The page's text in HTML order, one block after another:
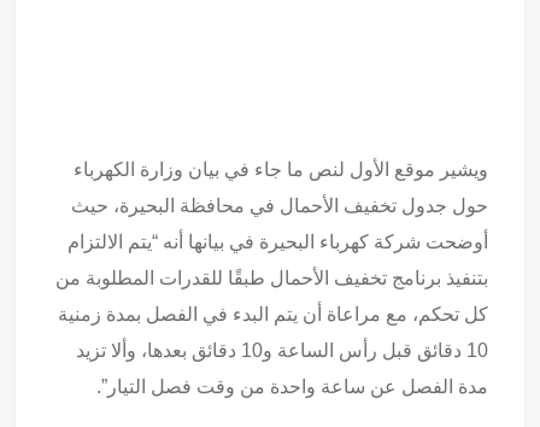
ويشير موقع الأول لنص ما جاء في بيان وزارة الكهرباء
حول جدول تخفيف الأحمال في محافظة البحيرة، حيث
أوضحت شركة كهرباء البحيرة في بيانها أنه “يتم الالتزام
بتنفيذ برنامج تخفيف الأحمال طبقًا للقدرات المطلوبة من
كل تحكم، مع مراعاة أن يتم البدء في الفصل بمدة زمنية
10 دقائق قبل رأس الساعة و10 دقائق بعدها، وألا تزيد
مدة الفصل عن ساعة واحدة من وقت فصل التيار”.